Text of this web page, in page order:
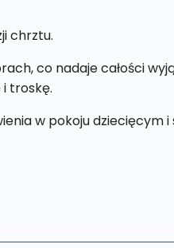
chrztu.
co nadaje całości
i troskę.
w pokoju